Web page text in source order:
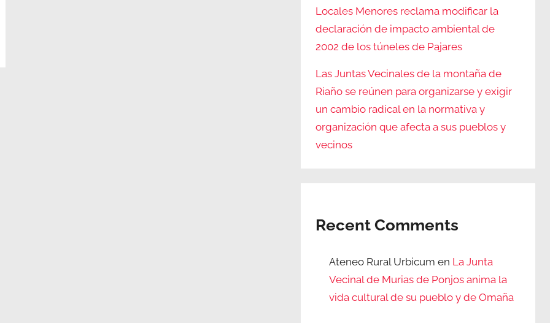
Locales Menores reclama modificar la
declaración de impacto ambiental de
2002 de los túneles de Pajares
Las Juntas Vecinales de la montaña de
Riaño se reúnen para organizarse y exigir
un cambio radical en la normativa y
organización que afecta a sus pueblos y
vecinos
Recent Comments
Ateneo Rural Urbicum en La Junta
Vecinal de Murias de Ponjos anima la
vida cultural de su pueblo y de Omaña